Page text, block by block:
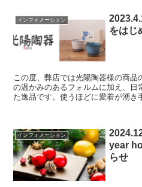
インフォメーション
をはじ
この度、弊店では光陽陶器様の商
の温かみのあるフォルムに加え、日
た逸品です。使うほどに愛着が湧き
インフォメーション
year
らせ